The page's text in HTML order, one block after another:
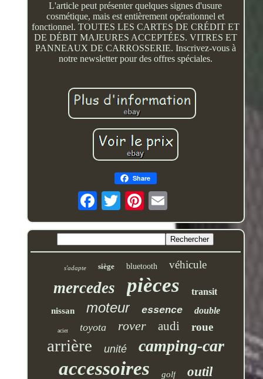
L'article peut présenter quelques signes d'usure
cosmétique, mais est entièrement opérationnel et
fonctionnel. TOUTES LES CARTES DE CRÉDIT ET
DE DÉBIT MAJEURES ACCEPTÉES. VITRES ET
PANNEAUX DE CARROSSERIE. Inscrivez-vous à
notre newsletter pour des offres spéciales.
Share
s'adapte siège bluetooth véhicule
mercedes pièces transit
nissan moteur essence double
acier toyota rover audi roue
arrière unité camping-car
accessoires golf outil